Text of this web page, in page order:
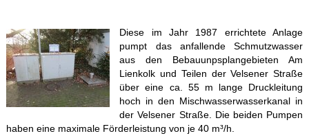
Diese im Jahr 1987 errichtete Anlage
pumpt das anfallende Schmutzwasser
aus den Bebauunpsplangebieten Am
Lienkolk und Teilen der Velsener Straße
über eine ca. 55 m lange Druckleitung
hoch in den Mischwasserwasserkanal in
der Velsener Straße. Die beiden Pumpen
haben eine maximale Förderleistung von je 40 m³/h.